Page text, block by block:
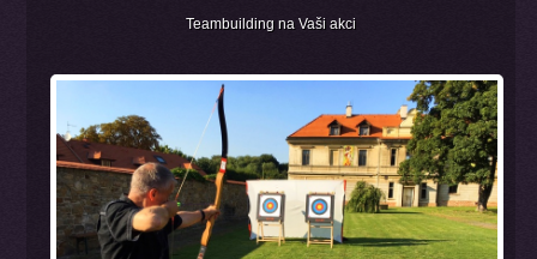
Teambuilding na Vaši akci